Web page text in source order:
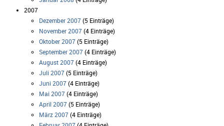
2007
Dezember 2007(5 Einträge)
November 2007(4 Einträge)
Oktober 2007(5 Einträge)
September 2007(4 Einträge)
August 2007(4 Einträge)
Juli 2007(5 Einträge)
Juni 2007(4 Einträge)
Mai 2007(4 Einträge)
April 2007(5 Einträge)
März 2007(4 Einträge)